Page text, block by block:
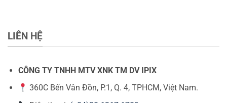
LIÊN HỆ
CÔNG TY TNHH MTV XNK TM DV IPIX
360C Bến Vân Đồn, P.1, Q. 4, TPHCM, Việt Nam.